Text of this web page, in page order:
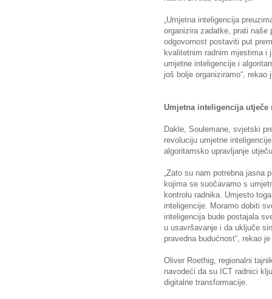
„Umjetna inteligencija
organizira zadatke, prati naše
odgovornost postaviti put
kvalitetnim radnim mjestima i
umjetne inteligencije i
još bolje organiziramo“, rekao
Umjetna inteligencija
Dakle, Soulemane, svjetski
revoluciju umjetne
algoritamsko upravljanje
„Zato su nam potrebna jasna
kojima se suočavamo s
kontrolu radnika. Umjesto
inteligencije. Moramo dobiti
inteligencija bude postajala
u usavršavanje i da uključe
pravedna budućnost“, rekao
Oliver Roethig, regionalni
navodeći da su ICT radnici
digitalne transformacije.